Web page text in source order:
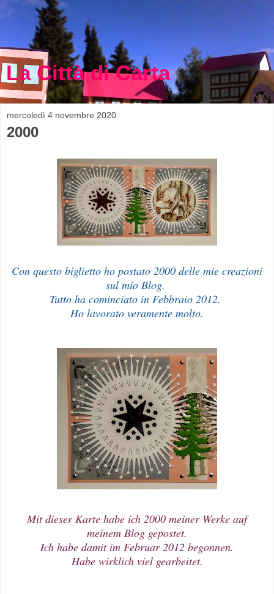
La Città di Carta
mercoledì 4 novembre 2020
2000
Con questo biglietto ho postato 2000 delle mie creazioni
sul mio Blog.
Tutto ha cominciato in Febbraio 2012.
Ho lavorato veramente molto.
Mit dieser Karte habe ich 2000 meiner Werke auf
meinem Blog gepostet.
Ich habe damit im Februar 2012 begonnen.
Habe wirklich viel gearbeitet.